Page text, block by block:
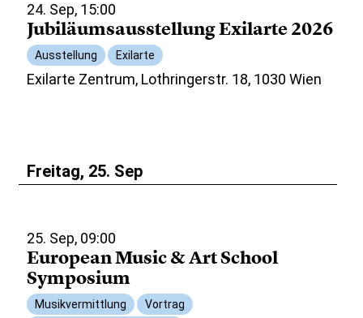
24. Sep, 15:00
Jubiläumsausstellung Exilarte 2026
Ausstellung Exilarte
Exilarte Zentrum, Lothringerstr. 18, 1030 Wien
Freitag, 25. Sep
25. Sep, 09:00
European Music & Art School
Symposium
Musikvermittlung
Vortrag